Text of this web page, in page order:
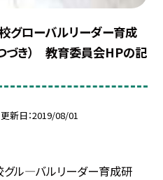
校グローバルリーダー育成
づき） 教育委員会HPの記
更新日 2019/08/01
グル—バルリーダー育成研